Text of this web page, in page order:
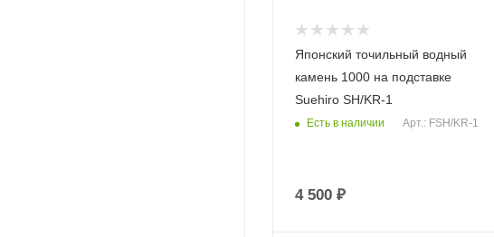
Японский точильный водный
камень 1000 на подставке
Suehiro SH/KR-1
Есть в наличии Арт.: FSH/KR-1
4 500 ₽